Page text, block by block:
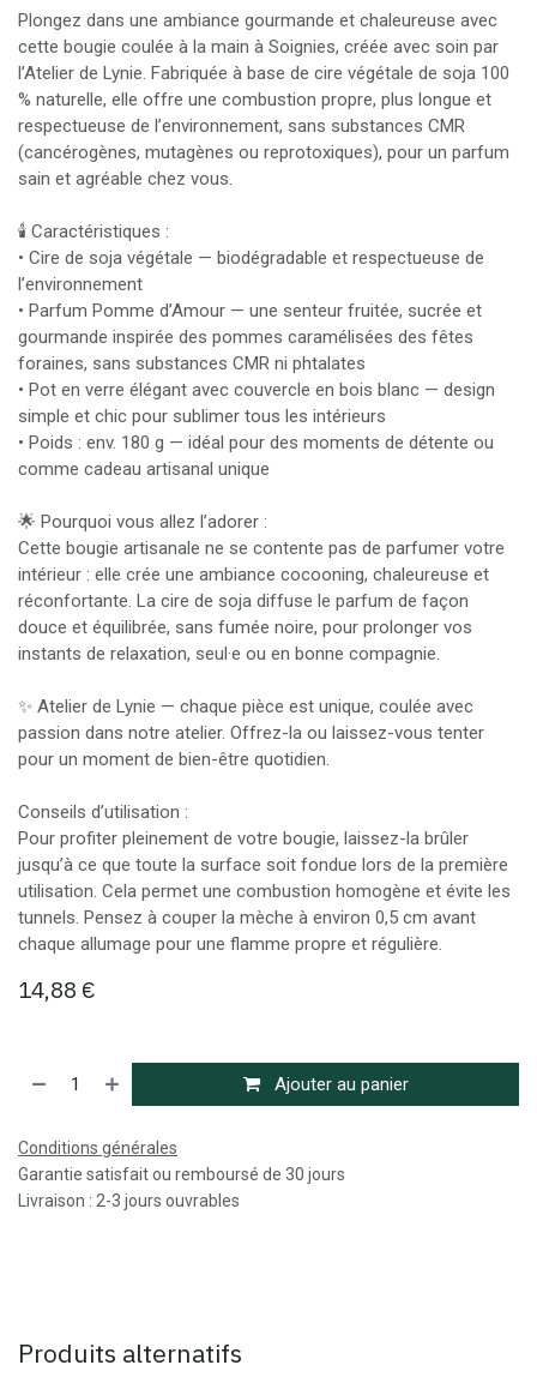
Plongez dans une ambiance gourmande et chaleureuse avec
cette bougie coulée à la main à Soignies, créée avec soin par
l’Atelier de Lynie. Fabriquée à base de cire végétale de soja 100
% naturelle, elle offre une combustion propre, plus longue et
respectueuse de l’environnement, sans substances CMR
(cancérogènes, mutagènes ou reprotoxiques), pour un parfum
sain et agréable chez vous.
🕯️ Caractéristiques :
• Cire de soja végétale — biodégradable et respectueuse de
l’environnement
• Parfum Pomme d’Amour — une senteur fruitée, sucrée et
gourmande inspirée des pommes caramélisées des fêtes
foraines, sans substances CMR ni phtalates
• Pot en verre élégant avec couvercle en bois blanc — design
simple et chic pour sublimer tous les intérieurs
• Poids : env. 180 g — idéal pour des moments de détente ou
comme cadeau artisanal unique
🌟 Pourquoi vous allez l’adorer :
Cette bougie artisanale ne se contente pas de parfumer votre
intérieur : elle crée une ambiance cocooning, chaleureuse et
réconfortante. La cire de soja diffuse le parfum de façon
douce et équilibrée, sans fumée noire, pour prolonger vos
instants de relaxation, seul·e ou en bonne compagnie.
✨ Atelier de Lynie — chaque pièce est unique, coulée avec
passion dans notre atelier. Offrez-la ou laissez-vous tenter
pour un moment de bien-être quotidien.
Conseils d’utilisation :
Pour profiter pleinement de votre bougie, laissez-la brûler
jusqu’à ce que toute la surface soit fondue lors de la première
utilisation. Cela permet une combustion homogène et évite les
tunnels. Pensez à couper la mèche à environ 0,5 cm avant
chaque allumage pour une flamme propre et régulière.
14,88 €
Ajouter au panier
Conditions générales
Garantie satisfait ou remboursé de 30 jours
Livraison : 2-3 jours ouvrables
Produits alternatifs